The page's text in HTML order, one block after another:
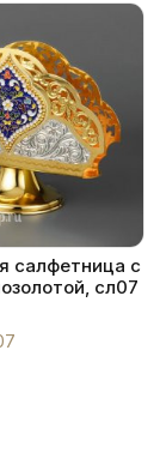
салфетница с
сл07